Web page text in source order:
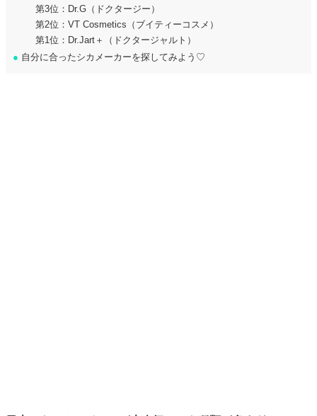
第3位：Dr.G（ドクタージー）
第2位：VT Cosmetics（ブイティーコスメ）
第1位：Dr.Jart＋（ドクタージャルト）
● 自分に合ったシカメーカーを探してみよう♡